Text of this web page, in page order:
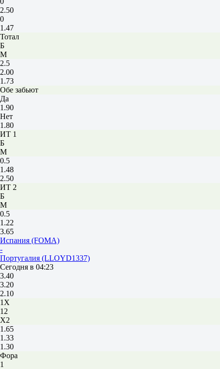
2.50
0
1.47
Тотал
Б
М
2.5
2.00
1.73
Обе забьют
Да
1.90
Нет
1.80
ИТ 1
Б
М
0.5
1.48
2.50
ИТ 2
Б
М
0.5
1.22
3.65
Испания (FOMA)
-
Португалия (LLOYD1337)
Сегодня в 04:23
3.40
3.20
2.10
1X
12
X2
1.65
1.33
1.30
Фора
1